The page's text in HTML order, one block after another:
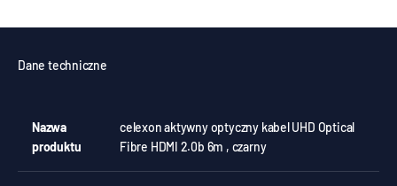
Dane techniczne
Nazwa
produktu
celexon aktywny optyczny kabel UHD Optical
Fibre HDMI 2.0b 6m , czarny